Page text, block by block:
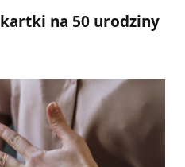
na 50 urodziny